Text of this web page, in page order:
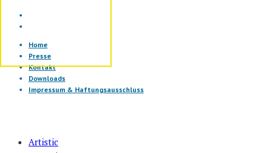
Home
Presse
Kontakt
Downloads
Impressum & Haftungsausschluss
Artistic